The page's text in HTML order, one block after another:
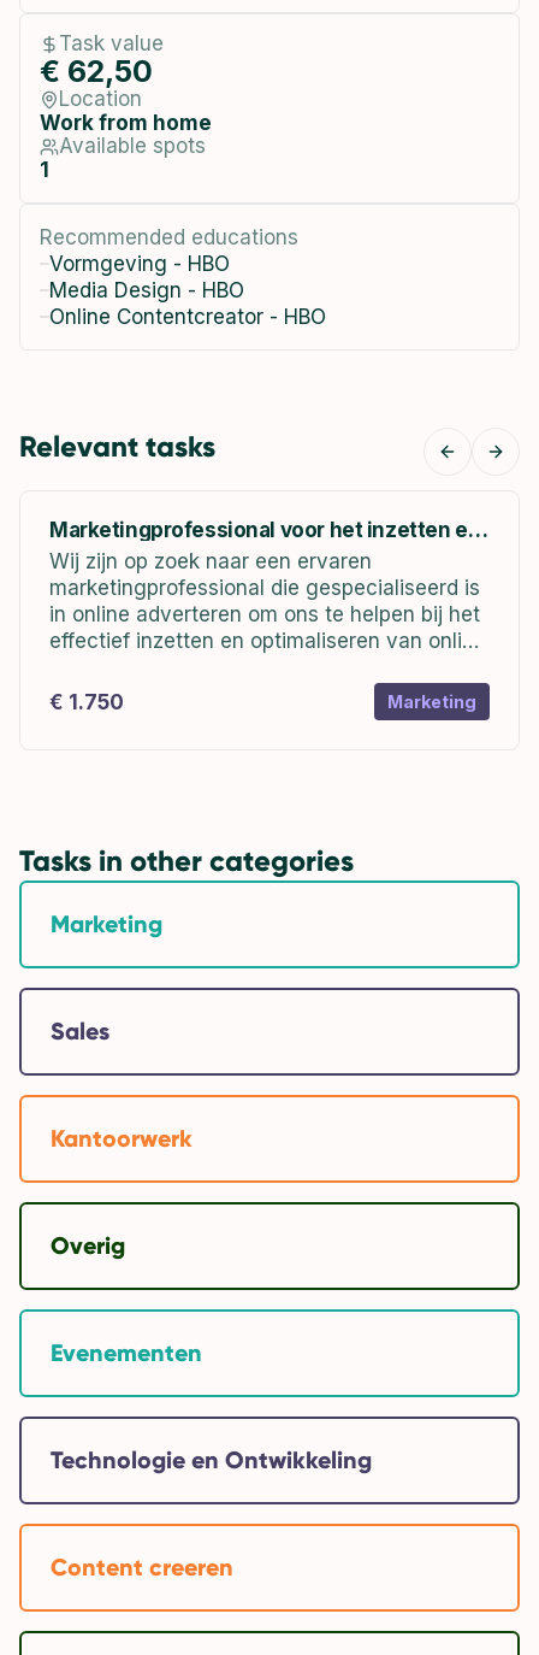
Task value
€ 62,50
Location
Work from home
Available spots
1
Recommended educations
Vormgeving - HBO
Media Design - HBO
Online Contentcreator - HBO
Relevant tasks
Marketingprofessional voor het inzetten en
optimaliseren van online advertenties
Wij zijn op zoek naar een ervaren
marketingprofessional die gespecialiseerd is
in online adverteren om ons te helpen bij het
effectief inzetten en optimaliseren van online
verantwoordelijk zijn voor het creëren,
€ 1.750 Marketing
Tasks in other categories
Marketing
Sales
Kantoorwerk
Overig
Evenementen
Technologie en Ontwikkeling
Content creeren